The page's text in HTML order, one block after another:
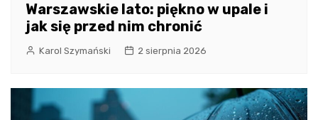
Warszawskie lato: piękno w upale i
jak się przed nim chronić
Karol Szymański 2 sierpnia 2026